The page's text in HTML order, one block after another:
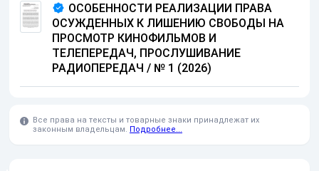
ОСОБЕННОСТИ РЕАЛИЗАЦИИ ПРАВА
ОСУЖДЕННЫХ К ЛИШЕНИЮ СВОБОДЫ НА
ПРОСМОТР КИНОФИЛЬМОВ И
ТЕЛЕПЕРЕДАЧ, ПРОСЛУШИВАНИЕ
РАДИОПЕРЕДАЧ / № 1 (2026)
Все права на тексты и товарные знаки принадлежат их
законным владельцам. Подробнее...